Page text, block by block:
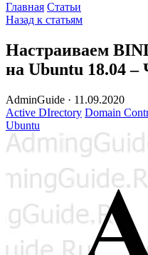
Главная Статьи
Назад к статьям
Настраиваем
на Ubuntu 18.04 –
AdminGuide · 11.09.2020
Active DIrectory Domain
Ubuntu